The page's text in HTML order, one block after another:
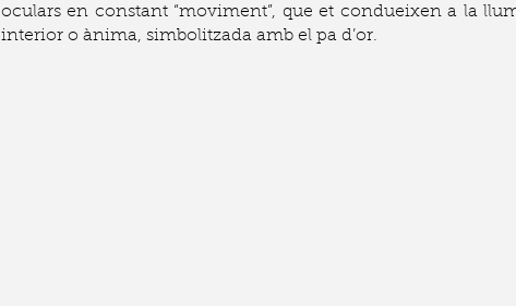
oculars en constant “moviment”, que et condueixen a la
interior o ànima, simbolitzada amb el pa d’or.